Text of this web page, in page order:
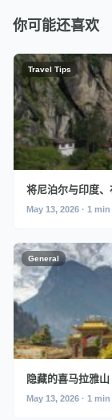
你可能还喜欢
Travel Tips
将尼泊尔与印度
May 13, 2026 · 1
General
隐藏的喜马拉雅
May 13, 2026 · 1